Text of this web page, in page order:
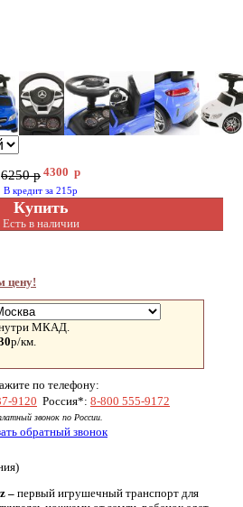
6250 р 4300 р
В кредит за 215р
Купить
Есть в наличии
цену!
МКАД.
р/км.
по телефону:
9120 Россия*: 8-800 555-9172
звонок по России.
обратный звонок
– первый игрушечный транспорт для